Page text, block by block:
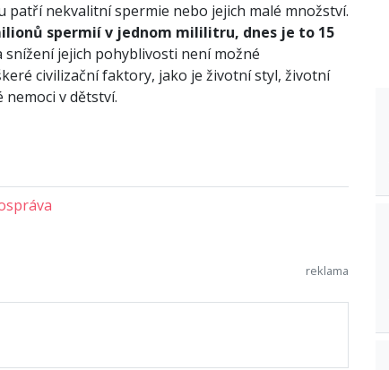
nekvalitní spermie nebo jejich malé množství.
spermií v jednom mililitru, dnes je to 15
jejich pohyblivosti není možné
civilizační faktory, jako je životní styl, životní
nemoci v dětství.